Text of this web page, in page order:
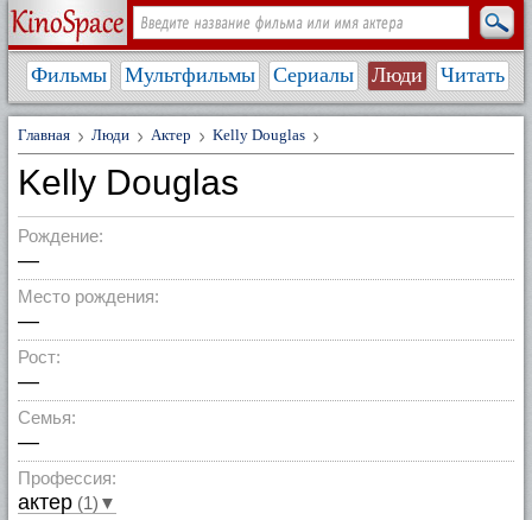
Фильмы Мультфильмы Сериалы Люди Читать
Главная Люди Актер Kelly Douglas
Kelly Douglas
Рождение:
—
Место рождения:
—
Рост:
—
Семья:
—
Профессия:
актер (1)▼